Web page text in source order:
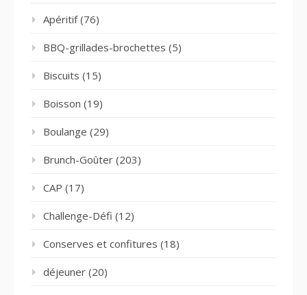
Apéritif(76)
BBQ-grillades-brochettes (5)
Biscuits (15)
Boisson (19)
Boulange (29)
Brunch-Goûter (203)
CAP (17)
Challenge-Défi (12)
Conserves et confitures (18)
déjeuner (20)